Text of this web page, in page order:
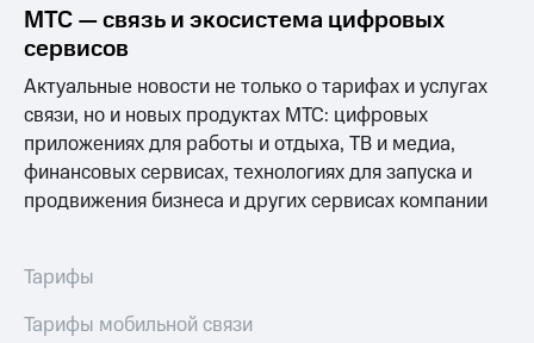
Рынок
акций
Описание
Программа
приобретения
Порядок
выкупа
акций
Описание
МТС — связь и экосистема цифровых
сервисов
Актуальные новости не только о тарифах и услугах
связи, но и новых продуктах МТС: цифровых
приложениях для работы и отдыха, ТВ и медиа,
финансовых сервисах, технологиях для запуска и
продвижения бизнеса и других сервисах компании
Тарифы
Тарифы мобильной связи